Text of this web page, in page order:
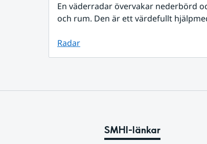
En väderradar övervakar nederbörd
och rum. Den är ett värdefullt
Radar
SMHI-länkar